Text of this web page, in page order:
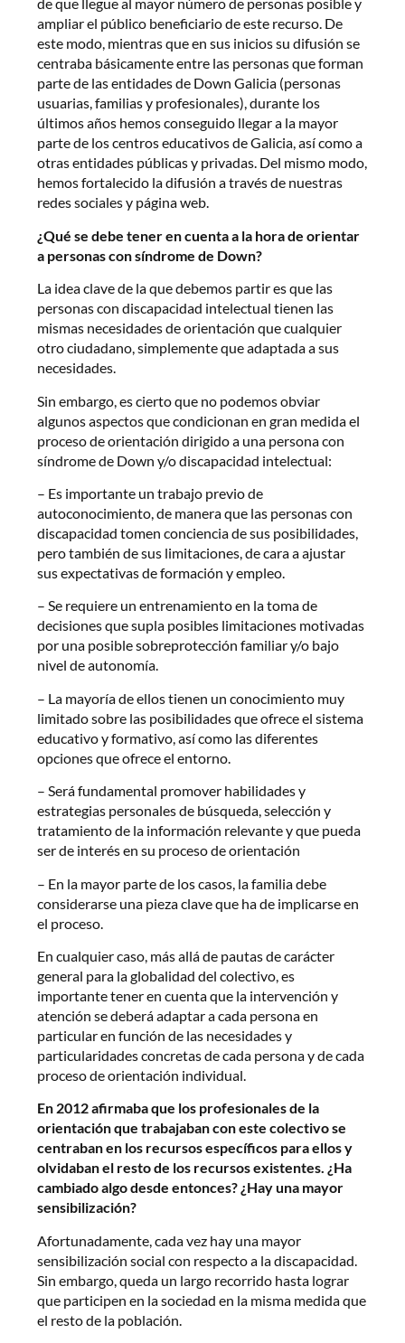
de que llegue al mayor número de personas posible y
ampliar el público beneficiario de este recurso. De
este modo, mientras que en sus inicios su difusión se
centraba básicamente entre las personas que forman
parte de las entidades de Down Galicia (personas
usuarias, familias y profesionales), durante los
últimos años hemos conseguido llegar a la mayor
parte de los centros educativos de Galicia, así como a
otras entidades públicas y privadas. Del mismo modo,
hemos fortalecido la difusión a través de nuestras
redes sociales y página web.
¿Qué se debe tener en cuenta a la hora de orientar
a personas con síndrome de Down?
La idea clave de la que debemos partir es que las
personas con discapacidad intelectual tienen las
mismas necesidades de orientación que cualquier
otro ciudadano, simplemente que adaptada a sus
necesidades.
Sin embargo, es cierto que no podemos obviar
algunos aspectos que condicionan en gran medida el
proceso de orientación dirigido a una persona con
síndrome de Down y/o discapacidad intelectual:
– Es importante un trabajo previo de
autoconocimiento, de manera que las personas con
discapacidad tomen conciencia de sus posibilidades,
pero también de sus limitaciones, de cara a ajustar
sus expectativas de formación y empleo.
– Se requiere un entrenamiento en la toma de
decisiones que supla posibles limitaciones motivadas
por una posible sobreprotección familiar y/o bajo
nivel de autonomía.
– La mayoría de ellos tienen un conocimiento muy
limitado sobre las posibilidades que ofrece el sistema
educativo y formativo, así como las diferentes
opciones que ofrece el entorno.
– Será fundamental promover habilidades y
estrategias personales de búsqueda, selección y
tratamiento de la información relevante y que pueda
ser de interés en su proceso de orientación
– En la mayor parte de los casos, la familia debe
considerarse una pieza clave que ha de implicarse en
el proceso.
En cualquier caso, más allá de pautas de carácter
general para la globalidad del colectivo, es
importante tener en cuenta que la intervención y
atención se deberá adaptar a cada persona en
particular en función de las necesidades y
particularidades concretas de cada persona y de cada
proceso de orientación individual.
En 2012 afirmaba que los profesionales de la
orientación que trabajaban con este colectivo se
centraban en los recursos específicos para ellos y
olvidaban el resto de los recursos existentes. ¿Ha
cambiado algo desde entonces? ¿Hay una mayor
sensibilización?
Afortunadamente, cada vez hay una mayor
sensibilización social con respecto a la discapacidad.
Sin embargo, queda un largo recorrido hasta lograr
que participen en la sociedad en la misma medida que
el resto de la población.